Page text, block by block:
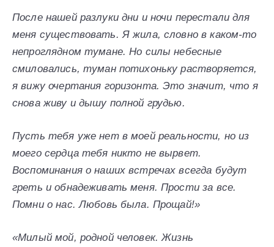
После нашей разлуки дни и ночи перестали для
меня существовать. Я жила, словно в каком-то
непроглядном тумане. Но силы небесные
смиловались, туман потихоньку растворяется,
я вижу очертания горизонта. Это значит, что я
снова живу и дышу полной грудью.
Пусть тебя уже нет в моей реальности, но из
моего сердца тебя никто не вырвет.
Воспоминания о наших встречах всегда будут
греть и обнадеживать меня. Прости за все.
Помни о нас. Любовь была. Прощай!»
«Милый мой, родной человек. Жизнь